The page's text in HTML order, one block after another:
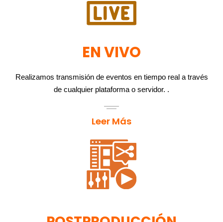
EN VIVO
Realizamos transmisión de eventos en tiempo real a través
de cualquier plataforma o servidor. .
Leer Más